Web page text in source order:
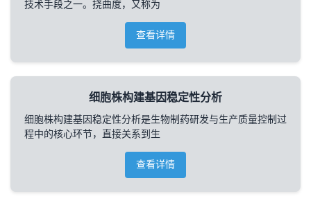
技术手段之一。挠曲度，又称为
查看详情
细胞株构建基因稳定性分析
细胞株构建基因稳定性分析是生物制药研发与生产质量控制过
程中的核心环节，直接关系到生
查看详情